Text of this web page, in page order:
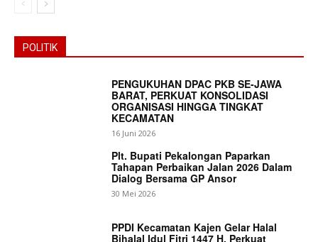
POLITIK
PENGUKUHAN DPAC PKB SE-JAWA
BARAT, PERKUAT KONSOLIDASI
ORGANISASI HINGGA TINGKAT
KECAMATAN
16 Juni 2026
Plt. Bupati Pekalongan Paparkan
Tahapan Perbaikan Jalan 2026 Dalam
Dialog Bersama GP Ansor
30 Mei 2026
PPDI Kecamatan Kajen Gelar Halal
Bihalal Idul Fitri 1447 H, Perkuat